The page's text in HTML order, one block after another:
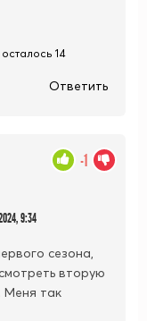
14
Ответить
9:34
сезона,
вторую
Меня так
-1